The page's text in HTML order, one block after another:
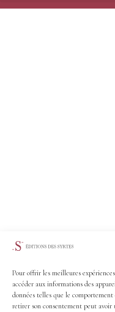
Pour offrir les meilleures
accéder aux informations des
données telles que le
retirer son consentement peut